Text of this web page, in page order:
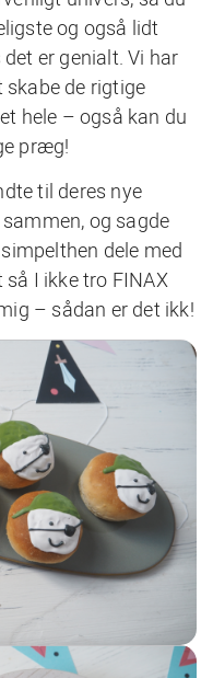
og også lidt
er genialt. Vi har
de rigtige
hele – også kan du
præg!
til deres nye
og sagde
dele med
I ikke tro FINAX
– sådan er det ikk!